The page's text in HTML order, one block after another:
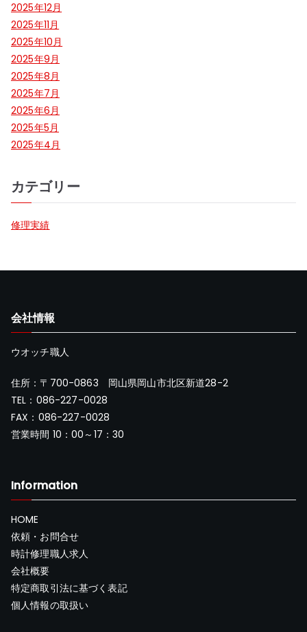
2025年12月
2025年11月
2025年10月
2025年9月
2025年8月
2025年7月
2025年6月
2025年5月
2025年4月
カテゴリー
修理実績
会社情報
ウオッチ職人
住所：〒700-0863 岡山県岡山市北区新道28-2
TEL：086-227-0028
FAX：086-227-0028
営業時間 10：00～17：30
Information
HOME
依頼・お問合せ
時計修理職人求人
会社概要
特定商取引法に基づく表記
個人情報の取扱い